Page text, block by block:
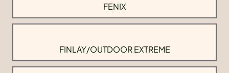
FENIX
FINLAY/OUTDOOR EXTREME